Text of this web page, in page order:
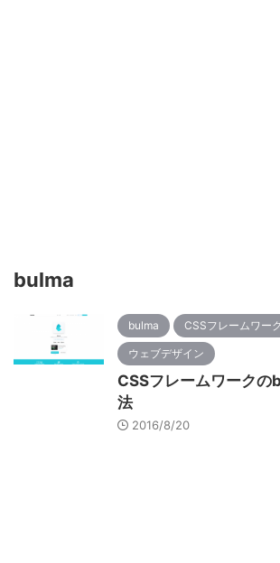
bulma
bulma CSSフレームワーク
ウェブデザイン
CSSフレームワーク
法
2016/8/20